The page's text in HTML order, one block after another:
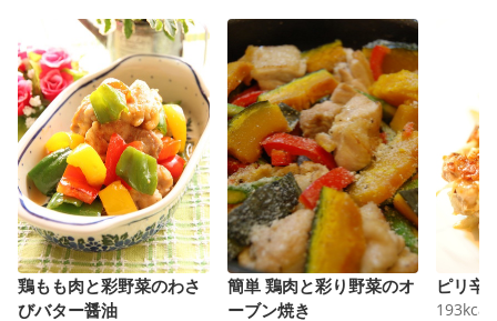
鶏もも肉と彩野菜のわさ
びバター醤油
簡単 鶏肉と彩り野菜のオ
ーブン焼き
ピリ辛
193kcal